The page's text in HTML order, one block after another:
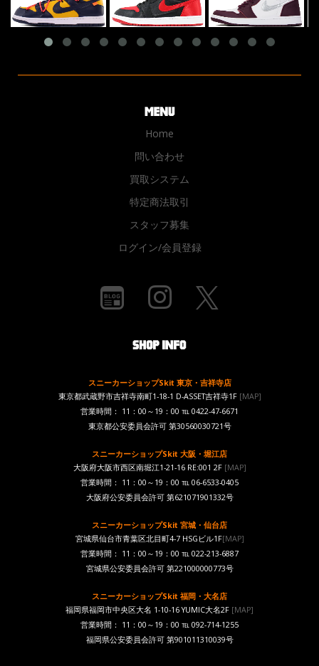
Home
問い合わせ
買取システム
特定商法取引
スタッフ募集
ログイン/会員登録
スニーカーショップSkit 東京・吉祥寺店
東京都武蔵野市吉祥寺南町1-18-1 D-ASSET吉祥寺1F [MAP]
営業時間： 11：00～19：00 ℡ 0422-47-6671
東京都公安委員会許可 第30560030721号
スニーカーショップSkit 大阪・堀江店
大阪府大阪市西区南堀江1-21-16 RE:001 2F[MAP]
営業時間： 11：00～19：00 ℡ 06-6533-0405
大阪府公安委員会許可 第621071901332号
スニーカーショップSkit 宮城・仙台店
宮城県仙台市青葉区北目町4-7 HSGビル1F[MAP]
営業時間： 11：00～19：00 ℡ 022-213-6887
宮城県公安委員会許可 第221000000773号
スニーカーショップSkit 福岡・大名店
福岡県福岡市中央区大名 1-10-16 YUMIC大名2F [MAP]
営業時間： 11：00～19：00 ℡ 092-714-1255
福岡県公安委員会許可 第901011310039号